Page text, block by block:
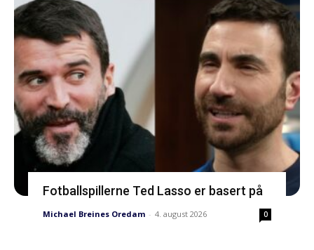
Fotballspillerne Ted Lasso er basert på
Michael Breines Oredam - 4. august 2026 0